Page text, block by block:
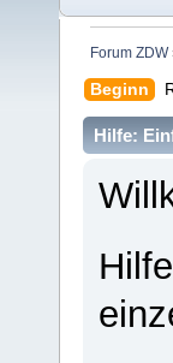
Forum ZDW
Beginn
Hilfe: